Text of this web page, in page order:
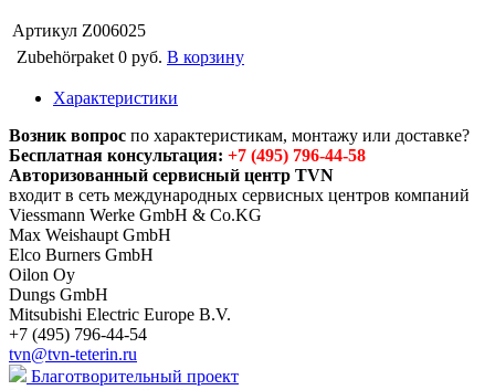
Артикул Z006025
Zubehörpaket 0 руб. В корзину
Характеристики
Возник вопрос по характеристикам, монтажу или доставке?
Бесплатная консультация: +7 (495) 796-44-58
Авторизованный сервисный центр TVN
входит в сеть международных сервисных центров компаний
Viessmann Werke GmbH & Co.KG
Max Weishaupt GmbH
Elco Burners GmbH
Oilon Oy
Dungs GmbH
Mitsubishi Electric Europe B.V.
+7 (495) 796-44-54
tvn@tvn-teterin.ru
Благотворительный проект